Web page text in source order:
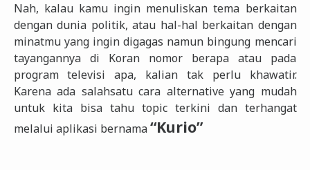
Nah, kalau kamu ingin menuliskan tema berkaitan
dengan dunia politik, atau hal-hal berkaitan dengan
minatmu yang ingin digagas namun bingung mencari
tayangannya di Koran nomor berapa atau pada
program televisi apa, kalian tak perlu khawatir.
Karena ada salahsatu cara alternative yang mudah
untuk kita bisa tahu topic terkini dan terhangat
melalui aplikasi bernama“Kurio”